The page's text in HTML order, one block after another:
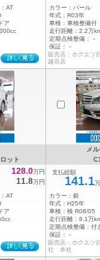
AT
ア
カラー： パール
年式： R03年
車検： 車検整備付
走行距離： 2.2万
定期点検整備：
－
保証：
－
販売店：ホクエツ
越谷店
ット
128.0万円
11.8万円
AT
ア
メ
支払総額
141.1
カラー： 銀
年式： H25年
車検： 検 R08/05
走行距離： 8.1万
定期点検整備： 付
保証：
－
販売店：ホクエツ
社 本社